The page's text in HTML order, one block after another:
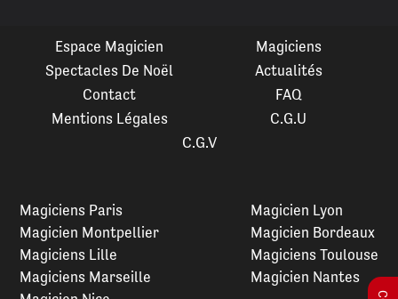
Espace Magicien
Magiciens
Spectacles De Noël
Actualités
Contact
FAQ
Mentions Légales
C.G.U
C.G.V
Magiciens Paris
Magicien Montpellier
Magiciens Lille
Magiciens Marseille
Magicien Lyon
Magicien Bordeaux
Magiciens Toulouse
Magicien Nantes